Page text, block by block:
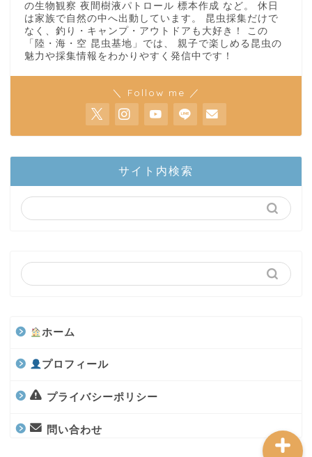
の生物観察 夜間樹液パトロール 標本作成 など。 休日
は家族で自然の中へ出動しています。 昆虫採集だけで
なく、釣り・キャンプ・アウトドアも大好き！ この
「陸・海・空 昆虫基地」では、 親子で楽しめる昆虫の
魅力や採集情報をわかりやすく発信中です！
＼ Follow me ／
サイト内検索
ホーム
プロフィール
プライバシーポリシー
問い合わせ
陸上部隊
世界のカブトムシ